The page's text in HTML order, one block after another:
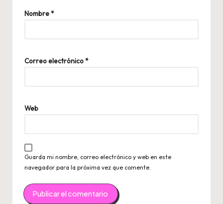
Nombre*
Correo electrónico*
Web
Guarda mi nombre, correo electrónico y web en este
navegador para la próxima vez que comente.